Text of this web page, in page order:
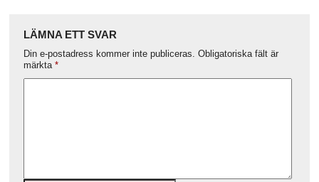
LÄMNA ETT SVAR
Din e-postadress kommer inte publiceras. Obligatoriska fält är
märkta *